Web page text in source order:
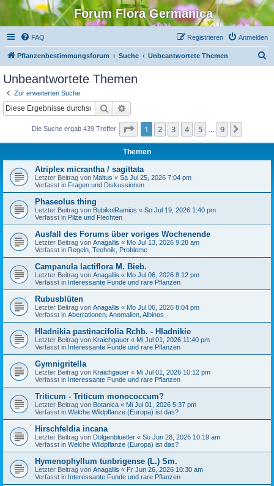
Forum Flora Germanica
FAQ Anmelden
Registrieren
Pflanzenbestimmungsforum Suche Unbeantwortete Themen
Unbeantwortete Themen
Zur erweiterten Suche
Suche
Die Suche ergab 439 Treffer Seite 1von
1 2 3 4 5 9
Themen
Atriplex micrantha / sagittata
Letzter Beitrag von Maltus « Sa Jul 25, 2026 7:04 pm
Verfasst in Fragen und Diskussionen
Phaseolus thing
Letzter Beitrag von BubikolRamios « So Jul 19, 2026 1:40 pm
Verfasst in Pilze und Flechten
Ausfall des Forums über voriges Wochenende
Letzter Beitrag von Anagallis « Mo Jul 13, 2026 9:28 am
Verfasst in Regeln, Technik, Probleme
Campanula lactiflora M. Bieb.
Letzter Beitrag von Anagallis « Mo Jul 06, 2026 8:12 pm
Verfasst in Interessante Funde und rare Pflanzen
Rubusblüten
Letzter Beitrag von Anagallis « Mo Jul 06, 2026 8:04 pm
Verfasst in Aberrationen, Anomalien, Albinos
Hladnikia pastinacifolia Rchb. - Hladnikie
Letzter Beitrag von Kraichgauer « Mi Jul 01, 2026 11:40 pm
Verfasst in Interessante Funde und rare Pflanzen
Gymnigritella
Letzter Beitrag von Kraichgauer « Mi Jul 01, 2026 10:12 pm
Verfasst in Interessante Funde und rare Pflanzen
Triticum - Triticum monococcum?
Letzter Beitrag von Botanica « Mi Jul 01, 2026 5:37 pm
Verfasst in Welche Wildpflanze (Europa) ist das?
Hirschfeldia incana
Letzter Beitrag von Dolgenbluetler « So Jun 28, 2026 10:19 am
Verfasst in Welche Wildpflanze (Europa) ist das?
Hymenophyllum tunbrigense (L.) Sm.
Letzter Beitrag von Anagallis « Fr Jun 26, 2026 10:30 am
Verfasst in Interessante Funde und rare Pflanzen